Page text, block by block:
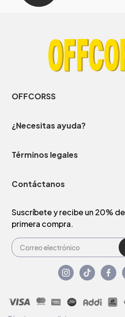
OFFCORSS
¿Necesitas ayuda?
Términos legales
Contáctanos
Suscríbete y recibe un 20%
primera compra.